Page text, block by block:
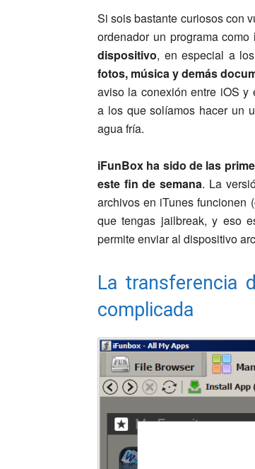
Si sois bastante curiosos con
ordenador un programa como
dispositivo, en especial a
fotos, música y demás
aviso la conexión entre iOS y
a los que solíamos hacer un
agua fría.
iFunBox ha sido de las
este fin de semana. La
archivos en iTunes funcionen
que tengas jailbreak, y eso
permite enviar al dispositivo
La transferencia
complicada